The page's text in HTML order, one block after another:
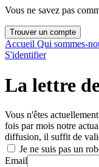
Vous ne savez pas
Accueil Qui sommes-
S'identifier
La lettre
Vous n'êtes
fois par mois notre
diffusion, il suffit de
Je ne suis pas un
Email